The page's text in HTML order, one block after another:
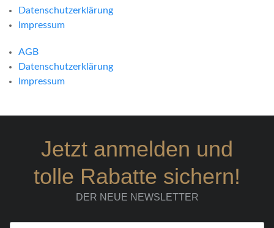
Datenschutzerklärung
Impressum
AGB
Datenschutzerklärung
Impressum
Jetzt anmelden und
tolle Rabatte sichern!
DER NEUE NEWSLETTER